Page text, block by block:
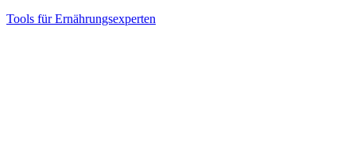
Tools für Ernährungsexperten